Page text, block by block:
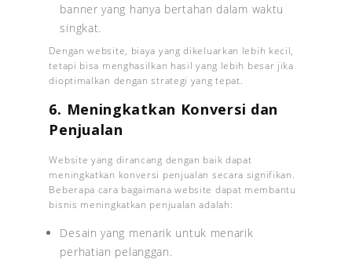
banner yang hanya bertahan dalam waktu
singkat.
Dengan website, biaya yang dikeluarkan lebih kecil,
tetapi bisa menghasilkan hasil yang lebih besar jika
dioptimalkan dengan strategi yang tepat.
6. Meningkatkan Konversi dan
Penjualan
Website yang dirancang dengan baik dapat
meningkatkan konversi penjualan secara signifikan.
Beberapa cara bagaimana website dapat membantu
bisnis meningkatkan penjualan adalah:
Desain yang menarik untuk menarik
perhatian pelanggan.